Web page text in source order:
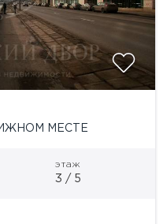
МЕСТЕ
этаж
3 / 5